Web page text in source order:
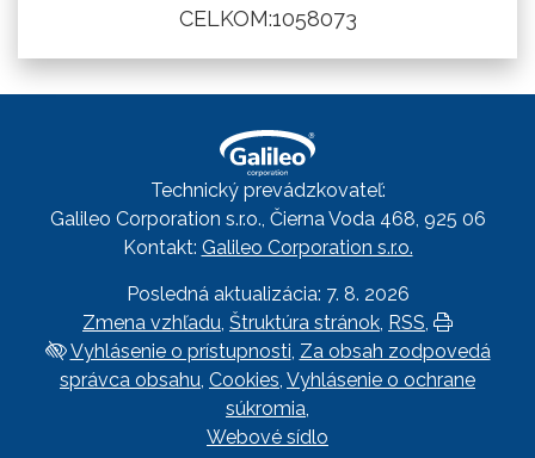
CELKOM:1058073
Technický prevádzkovateľ:
Galileo Corporation s.r.o., Čierna Voda 468, 925 06
Kontakt: Galileo Corporation s.r.o.
Posledná aktualizácia: 7. 8. 2026
Zmena vzhľadu, Štruktúra stránok, RSS, Vytlačiť
Vyhlásenie o prístupnosti, Za obsah zodpovedá
správca obsahu, Cookies, Vyhlásenie o ochrane
súkromia,
Webové sídlo